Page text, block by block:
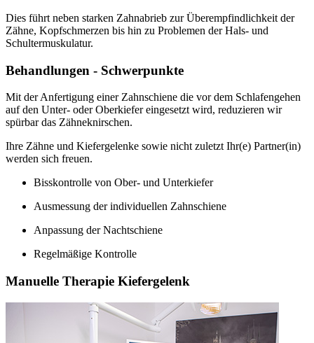
Dies führt neben starken Zahnabrieb zur Überempfindlichkeit der
Zähne, Kopfschmerzen bis hin zu Problemen der Hals- und
Schultermuskulatur.
Behandlungen - Schwerpunkte
Mit der Anfertigung einer Zahnschiene die vor dem Schlafengehen
auf den Unter- oder Oberkiefer eingesetzt wird, reduzieren wir
spürbar das Zähneknirschen.
Ihre Zähne und Kiefergelenke sowie nicht zuletzt Ihr(e) Partner(in)
werden sich freuen.
Bisskontrolle von Ober- und Unterkiefer
Ausmessung der individuellen Zahnschiene
Anpassung der Nachtschiene
Regelmäßige Kontrolle
Manuelle Therapie Kiefergelenk